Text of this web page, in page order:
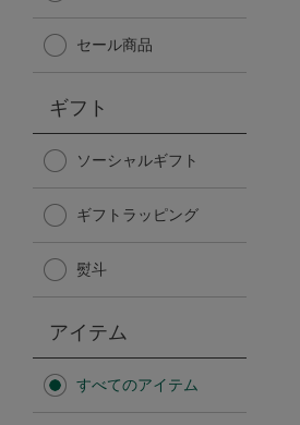
Afternoon Tea TEAROOM
日傘
保冷バッグ
無重力シリーズ
セール商品
ギフト
ソーシャルギフト
ギフトラッピング
熨斗
アイテム
すべてのアイテム